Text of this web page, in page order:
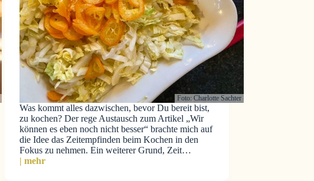
Foto: Charlotte Sachter
Was kommt alles dazwischen, bevor Du bereit bist,
zu kochen? Der rege Austausch zum Artikel „Wir
können es eben noch nicht besser“ brachte mich auf
die Idee das Zeitempfinden beim Kochen in den
Fokus zu nehmen. Ein weiterer Grund, Zeit…
| mehr